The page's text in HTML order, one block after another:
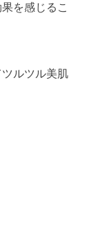
を感じるこ
ルツル美肌